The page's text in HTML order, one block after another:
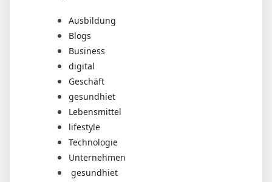
Ausbildung
Blogs
Business
digital
Geschäft
gesundhiet
Lebensmittel
lifestyle
Technologie
Unternehmen
gesundhiet